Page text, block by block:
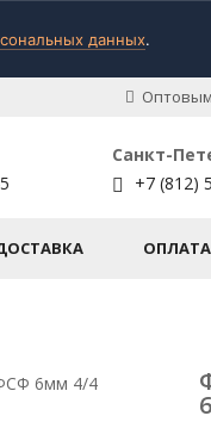
данных.
Санкт-
+7 (812)
ОПЛАТА